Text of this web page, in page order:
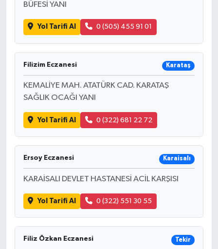
BÜFESİ YANI
Yol Tarifi Al 0 (505) 455 91 01
Filizim Eczanesi Karataş
KEMALİYE MAH. ATATÜRK CAD. KARATAŞ
SAĞLIK OCAĞI YANI
Yol Tarifi Al 0 (322) 681 22 72
Ersoy Eczanesi Karaisalı
KARAİSALI DEVLET HASTANESİ ACİL KARŞISI
Yol Tarifi Al 0 (322) 551 30 55
Filiz Özkan Eczanesi Tekir